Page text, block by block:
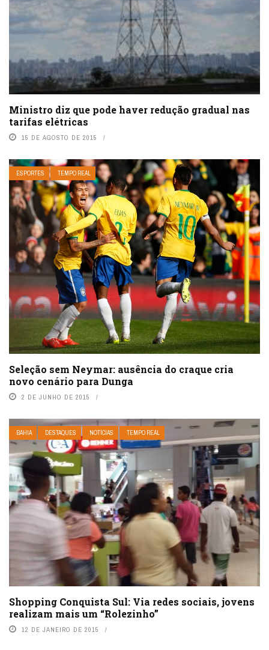
Ministro diz que pode haver redução gradual nas
tarifas elétricas
15 DE AGOSTO DE 2015
ESPORTES TEMPO REAL
Seleção sem Neymar: ausência do craque cria
novo cenário para Dunga
2 DE JUNHO DE 2015
BAHIA DESTAQUES NOTÍCIAS TEMPO REAL
Shopping Conquista Sul: Via redes sociais, jovens
realizam mais um “Rolezinho”
12 DE JANEIRO DE 2015